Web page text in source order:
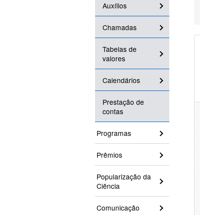
Auxílios
Chamadas
Tabelas de
valores
Calendários
Prestação de
contas
Programas
Prêmios
Popularização da
Ciência
Comunicação